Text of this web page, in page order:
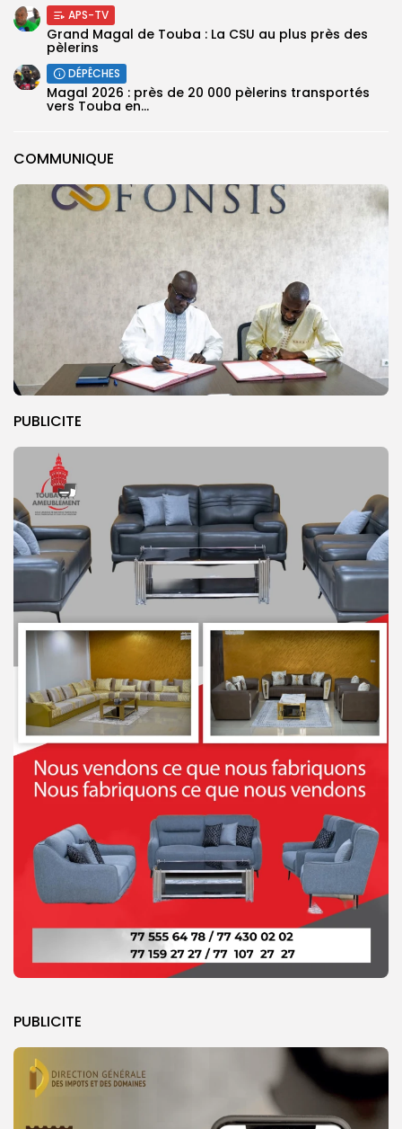
COMMUNIQUE
PUBLICITE
PUBLICITE
APS-TV
Grand Magal de Touba : La CSU au plus près des
pèlerins
DÉPÊCHES
Magal 2026 : près de 20 000 pèlerins transportés
vers Touba en...